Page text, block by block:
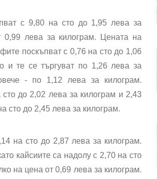
с 9,80 на сто до 1,95 лева за
лева за килограм. Цената на
поскъпват с 0,76 на сто до 1,06
и те се търгуват по 1,26 лева за
- по 1,12 лева за килограм.
до 2,02 лева за килограм и 2,43
сто до 2,45 лева за килограм.
на сто до 2,87 лева за килограм.
кайсиите са надолу с 2,70 на сто
на цена от 0,69 лева за килограм.